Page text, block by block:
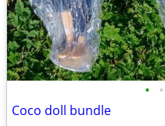
• •
Coco doll bundle